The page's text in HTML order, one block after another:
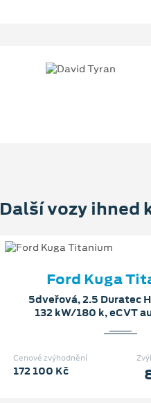
Další vozy ihned
Ford Kuga
5dveřová, 2.5 Duratec
132 kW/180 k, eCVT
Cenové zvýhodnění
172 100 Kč